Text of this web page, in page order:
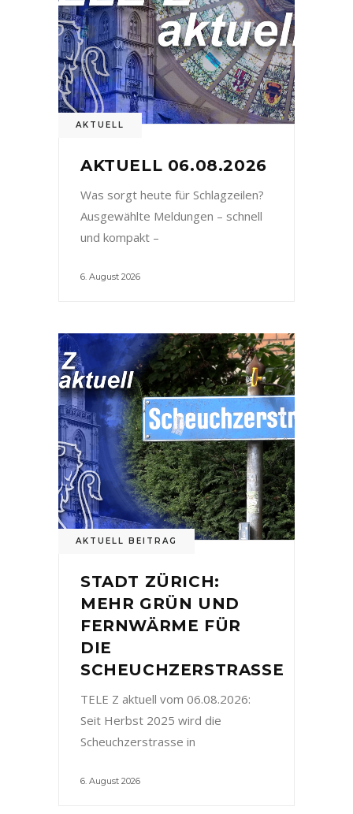
AKTUELL
AKTUELL 06.08.2026
Was sorgt heute für Schlagzeilen?
Ausgewählte Meldungen – schnell
und kompakt –
6. August 2026
AKTUELL BEITRAG
STADT ZÜRICH:
MEHR GRÜN UND
FERNWÄRME FÜR
DIE
SCHEUCHZERSTRASSE
TELE Z aktuell vom 06.08.2026:
Seit Herbst 2025 wird die
Scheuchzerstrasse in
6. August 2026